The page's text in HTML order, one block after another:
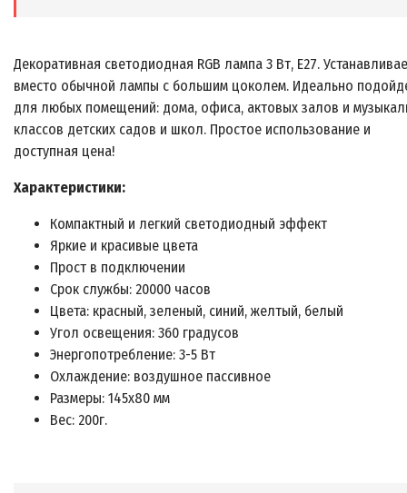
Декоративная светодиодная RGB лампа 3 Вт, E27.
вместо обычной лампы с большим цоколем. Идеально
для любых помещений: дома, офиса, актовых залов и
классов детских садов и школ. Простое использование и
доступная цена!
Характеристики:
Компактный и легкий светодиодный эффект
Яркие и красивые цвета
Прост в подключении
Срок службы: 20000 часов
Цвета: красный, зеленый, синий, желтый, белый
Угол освещения: 360 градусов
Энергопотребление: 3-5 Вт
Охлаждение: воздушное пассивное
Размеры: 145х80 мм
Вес: 200г.